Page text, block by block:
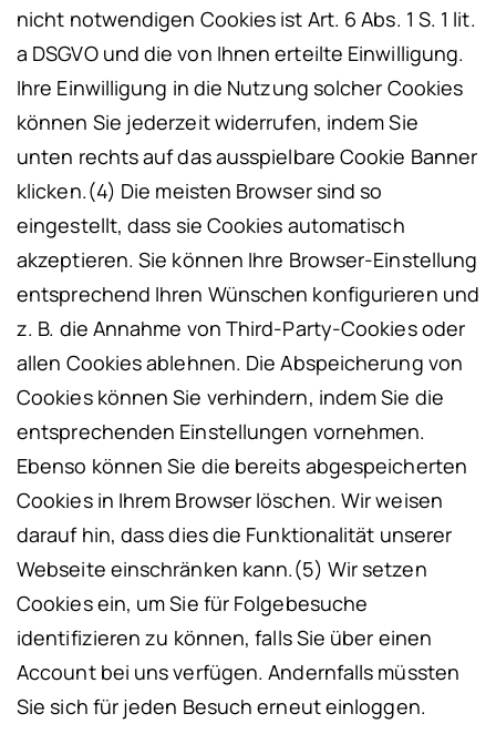
nicht notwendigen Cookies ist Art. 6 Abs. 1 S. 1 lit.
a DSGVO und die von Ihnen erteilte Einwilligung.
Ihre Einwilligung in die Nutzung solcher Cookies
können Sie jederzeit widerrufen, indem Sie
unten rechts auf das ausspielbare Cookie Banner
klicken.(4) Die meisten Browser sind so
eingestellt, dass sie Cookies automatisch
akzeptieren. Sie können Ihre Browser-Einstellung
entsprechend Ihren Wünschen konfigurieren und
z. B. die Annahme von Third-Party-Cookies oder
allen Cookies ablehnen. Die Abspeicherung von
Cookies können Sie verhindern, indem Sie die
entsprechenden Einstellungen vornehmen.
Ebenso können Sie die bereits abgespeicherten
Cookies in Ihrem Browser löschen. Wir weisen
darauf hin, dass dies die Funktionalität unserer
Webseite einschränken kann.(5) Wir setzen
Cookies ein, um Sie für Folgebesuche
identifizieren zu können, falls Sie über einen
Account bei uns verfügen. Andernfalls müssten
Sie sich für jeden Besuch erneut einloggen.